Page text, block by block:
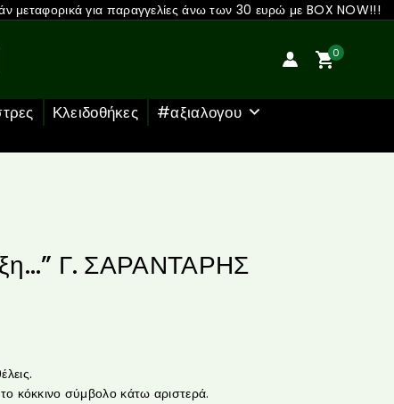
μεταφορικά για παραγγελίες άνω των 30 ευρώ με BOX NOW!!!
0
Κλειδοθήκες
#αξιαλογου
Γ. ΣΑΡΑΝΤΑΡΗΣ
κόκκινο σύμβολο κάτω αριστερά.